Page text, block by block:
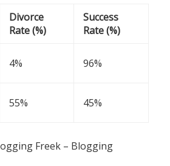
Divorce
Rate (%)
Success
Rate (%)
4% 96%
55% 45%
Freek – Blogging